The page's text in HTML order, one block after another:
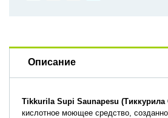
Описание
Tikkurila Supi Saunapesu (Тиккурила
кислотное моющее средство,